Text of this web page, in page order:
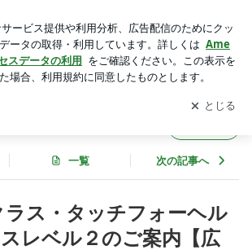
魂の選ぶ声を聴く ～こころとからだの声
ードして ブログの更新通知
を受け取りまし
開く
一覧 次の記事へ
ラス・タッチフォーヘル
レベル２のご案内【広